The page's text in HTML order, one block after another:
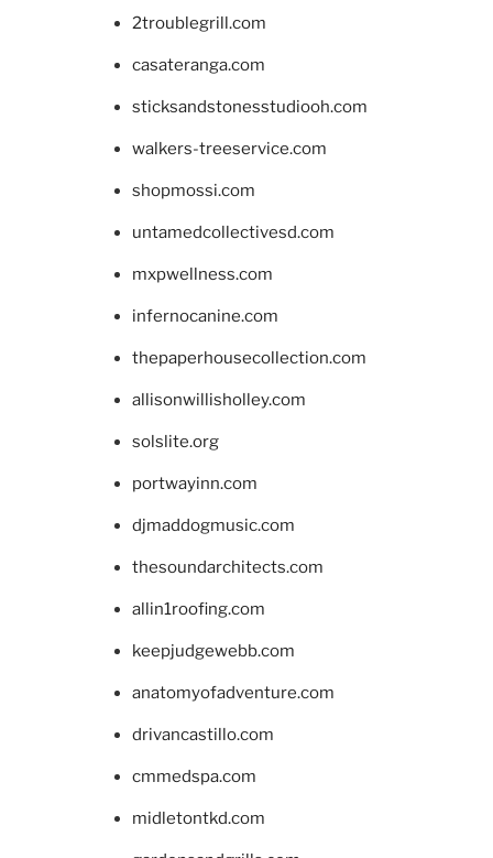
2troublegrill.com
casateranga.com
sticksandstonesstudiooh.com
walkers-treeservice.com
shopmossi.com
untamedcollectivesd.com
mxpwellness.com
infernocanine.com
thepaperhousecollection.com
allisonwillisholley.com
solslite.org
portwayinn.com
djmaddogmusic.com
thesoundarchitects.com
allin1roofing.com
keepjudgewebb.com
anatomyofadventure.com
drivancastillo.com
cmmedspa.com
midletontkd.com